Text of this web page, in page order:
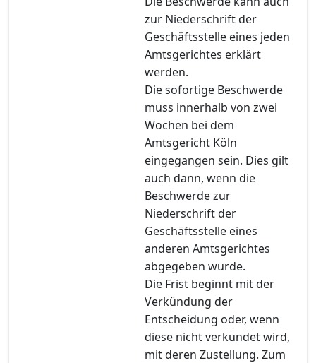
zur Niederschrift der
Geschäftsstelle eines jeden
Amtsgerichtes erklärt
werden.
Die sofortige Beschwerde
muss innerhalb von zwei
Wochen bei dem
Amtsgericht Köln
eingegangen sein. Dies gilt
auch dann, wenn die
Beschwerde zur
Niederschrift der
Geschäftsstelle eines
anderen Amtsgerichtes
abgegeben wurde.
Die Frist beginnt mit der
Verkündung der
Entscheidung oder, wenn
diese nicht verkündet wird,
mit deren Zustellung. Zum